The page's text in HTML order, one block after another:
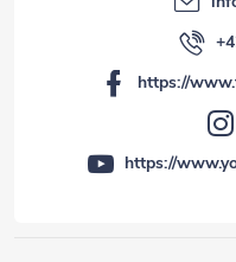
https://
https://